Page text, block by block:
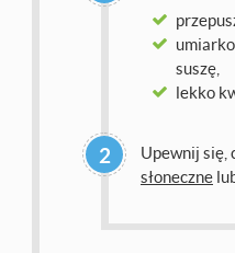
suszę,
lekko
2
Upewnij się,
słoneczne